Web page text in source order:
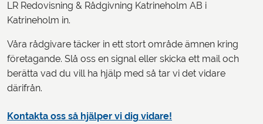
LR Redovisning & Rådgivning Katrineholm AB i
Katrineholm in.
Våra rådgivare täcker in ett stort område ämnen kring
företagande. Slå oss en signal eller skicka ett mail och
berätta vad du vill ha hjälp med så tar vi det vidare
därifrån.
Kontakta oss så hjälper vi dig vidare!